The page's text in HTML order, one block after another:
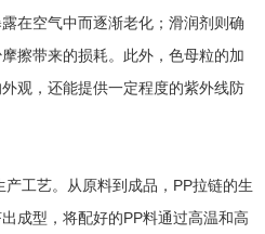
在空气中而逐渐老化；滑润剂则确
擦带来的损耗。此外，色母粒的加
观，还能提供一定程度的紫外线防
产工艺。从原料到成品，PP拉链的生
成型，将配好的PP料通过高温和高